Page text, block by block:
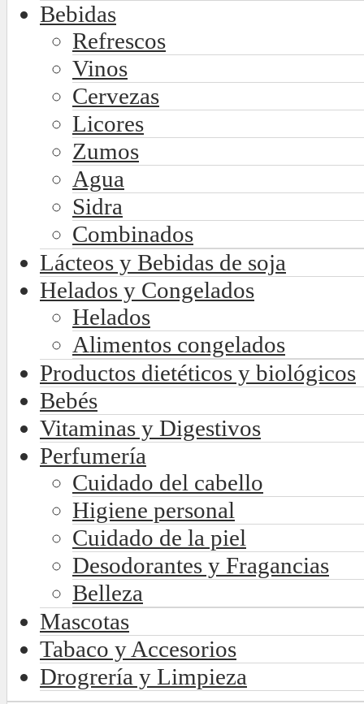
Bebidas
Refrescos
Vinos
Cervezas
Licores
Zumos
Agua
Sidra
Combinados
Lácteos y Bebidas de soja
Helados y Congelados
Helados
Alimentos congelados
Productos dietéticos y biológicos
Bebés
Vitaminas y Digestivos
Perfumería
Cuidado del cabello
Higiene personal
Cuidado de la piel
Desodorantes y Fragancias
Belleza
Mascotas
Tabaco y Accesorios
Drogrería y Limpieza